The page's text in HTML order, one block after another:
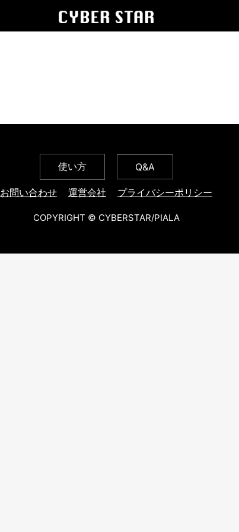
使い方 Q&A
お問い合わせ 運営会社 プライバシーポリシー
COPYRIGHT © CYBERSTAR/PIALA